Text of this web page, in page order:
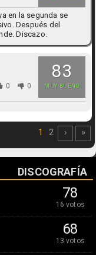
en la segunda se
Después del
Discazo.
83
MUY BUENO
0 0
1 2 › »
DISCOGRAFÍA
78
16 votos
68
13 votos